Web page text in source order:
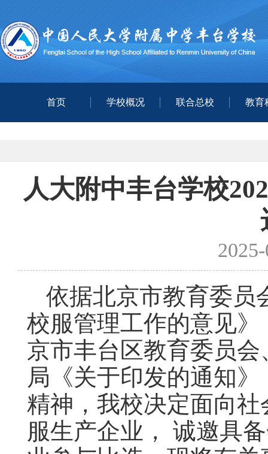
首页 学校概况 联合总校 教育
人大附中丰台学校
依据北京市教育委员
校服管理工作的意见》
京市丰台区教育委员
局《关于印发的通知
精神，我校决定面向社
服生产企业， 诚邀具